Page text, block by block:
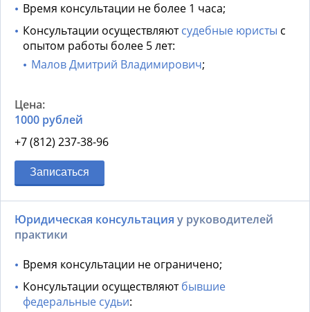
Время консультации не более 1 часа;
Консультации осуществляютсудебные юристы с
опытом работы более 5 лет:
Малов Дмитрий Владимирович;
1000 рублей
+7 (812) 237-38-96
Записаться
Юридическая консультация у руководителей
практики
Время консультации не ограничено;
Консультации осуществляютбывшие
федеральные судьи: